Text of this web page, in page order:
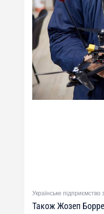
Українське
Також Жозеп